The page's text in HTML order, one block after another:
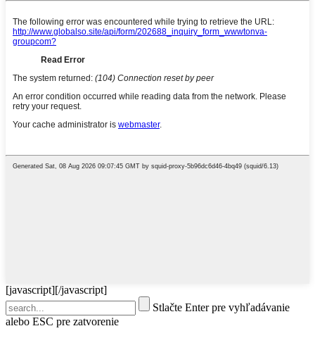
[javascript][/javascript]
Stlačte Enter pre vyhľadávanie
alebo ESC pre zatvorenie